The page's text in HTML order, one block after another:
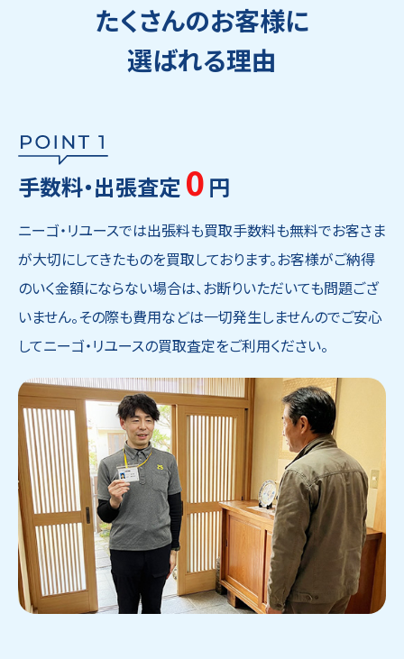
たくさんのお客様に
選ばれる理由
手数料・出張査定 0 円
ニーゴ・リユースでは出張料も買取手数料も無料でお客さま
が大切にしてきたものを買取しております。お客様がご納得
のいく金額にならない場合は、お断りいただいても問題ござ
いません。その際も費用などは一切発生しませんのでご安心
してニーゴ・リユースの買取査定をご利用ください。